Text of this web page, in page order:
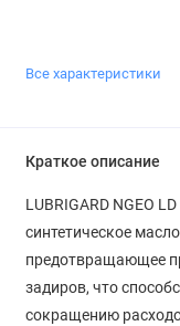
Все характеристики
Краткое описание
LUBRIGARD NGEO
синтетическое
предотвращающее
задиров, что
сокращению